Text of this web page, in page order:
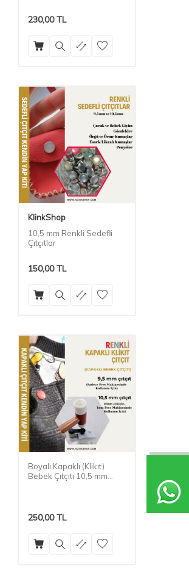
230,00TL
KlinkShop
10,5 mm Renkli Sedefli
Çıtçıtlar
150,00TL
Boyalı Kapaklı (Klikıt)
Bebek Çıtçıtı 10,5 mm
250,00TL